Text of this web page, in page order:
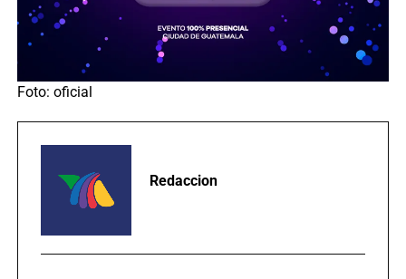
Foto: oficial
Redaccion